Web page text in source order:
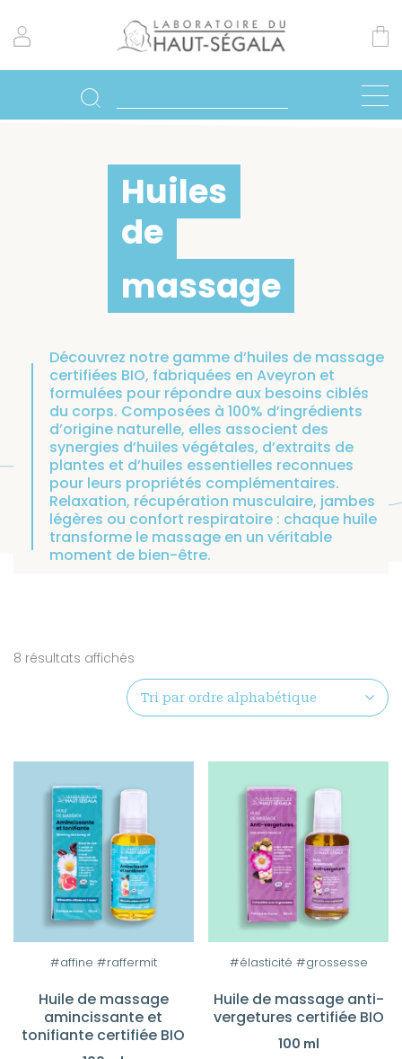
Huiles
de
massage
Découvrez notre gamme d’huiles de massage
certifiées BIO, fabriquées en Aveyron et
formulées pour répondre aux besoins ciblés
du corps. Composées à 100% d’ingrédients
d’origine naturelle, elles associent des
synergies d’huiles végétales, d’extraits de
plantes et d’huiles essentielles reconnues
pour leurs propriétés complémentaires.
Relaxation, récupération musculaire, jambes
légères ou confort respiratoire : chaque huile
transforme le massage en un véritable
moment de bien-être.
8 résultats affichés
#affine #raffermit
Huile de massage
amincissante et
tonifiante certifiée BIO
#élasticité #grossesse
Huile de massage anti-
vergetures certifiée BIO
100 ml